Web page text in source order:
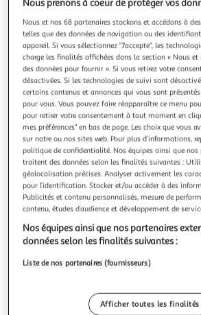
précédente
MARSHALL
Enceinte sans fil Emberton II - Noir
Découvrez la puissance du son
ultra-portable avec l'ENCEINTE SANS
EMBERTON II - NOIR ET ACIER.
accompagner partout, cette enceinte
emblématique, une robustesse à toute
qualité sonore exceptionnelle, fidèle à
En savoir +
Garantie fabricant: 2 ans *
Vendu parAuchan
Livr. ou retrait dès 4/5 jours
Retrait offert
Plus d'options
Paiement en ligne ·Service offert
Nous prenons à coeur de protéger vos
Nous et nos 68 partenaires stockons et accédons à
telles que des données de navigation ou des
appareil. Si vous sélectionnez "J'accepte", les
charge les finalités affichées dans la section « Nous
des données pour fournir ». Si vous retirez votre
désactivées. Si les technologies de suivi sont
certains contenus et annonces qui vous sont
pour vous. Vous pouvez faire réapparaître ce menu
pour retirer votre consentement à tout moment en
mes préférences" en bas de page. Les choix que vous
sur notre ou nos sites web. Pour plus d’informations,
politique de confidentialité. Nos équipes ainsi que nos
traitent des données selon les finalités suivantes :
géolocalisation précises. Analyser activement les
pour l’identification. Stocker et/ou accéder à des
Publicités et contenu personnalisés, mesure de
contenu, études d’audience et développement de
Nos équipes ainsi que nos partenaires
données selon les finalités suivantes :
Liste de nos partenaires (fournisseurs)
Afficher toutes les finalités